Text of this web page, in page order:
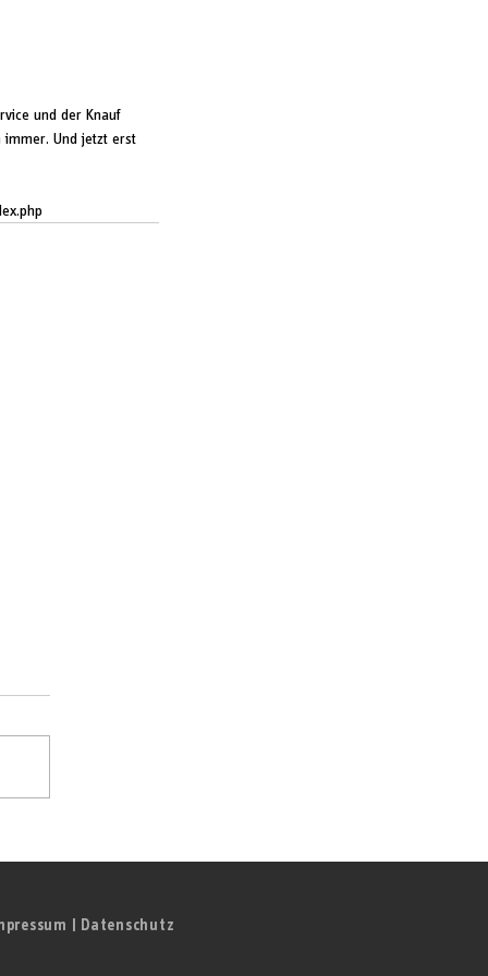
und der Knauf
immer. Und jetzt erst
| Datenschutz